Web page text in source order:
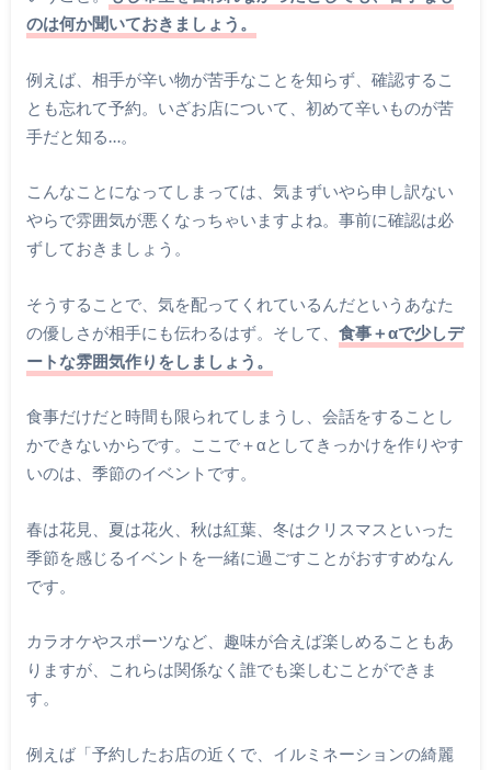
のは何か聞いておきましょう。
例えば、相手が辛い物が苦手なことを知らず、確認するこ
とも忘れて予約。いざお店について、初めて辛いものが苦
手だと知る…。
こんなことになってしまっては、気まずいやら申し訳ない
やらで雰囲気が悪くなっちゃいますよね。事前に確認は必
ずしておきましょう。
そうすることで、気を配ってくれているんだというあなた
の優しさが相手にも伝わるはず。そして、 食事＋αで少しデ
ートな雰囲気作りをしましょう。
食事だけだと時間も限られてしまうし、会話をすることし
かできないからです。ここで＋αとしてきっかけを作りやす
いのは、季節のイベントです。
春は花見、夏は花火、秋は紅葉、冬はクリスマスといった
季節を感じるイベントを一緒に過ごすことがおすすめなん
です。
カラオケやスポーツなど、趣味が合えば楽しめることもあ
りますが、これらは関係なく誰でも楽しむことができま
す。
例えば「予約したお店の近くで、イルミネーションの綺麗